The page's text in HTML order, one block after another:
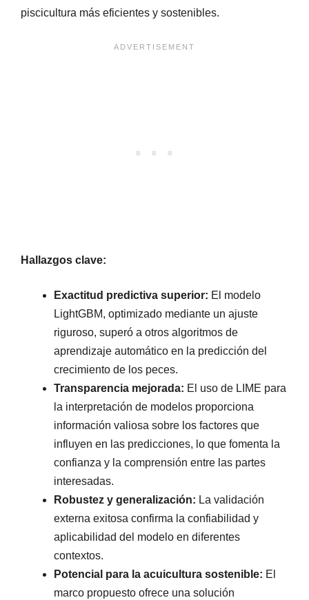
piscicultura más eficientes y sostenibles.
Hallazgos clave:
Exactitud predictiva superior: El modelo
LightGBM, optimizado mediante un ajuste
riguroso, superó a otros algoritmos de
aprendizaje automático en la predicción del
crecimiento de los peces.
Transparencia mejorada: El uso de LIME para
la interpretación de modelos proporciona
información valiosa sobre los factores que
influyen en las predicciones, lo que fomenta la
confianza y la comprensión entre las partes
interesadas.
Robustez y generalización: La validación
externa exitosa confirma la confiabilidad y
aplicabilidad del modelo en diferentes
contextos.
Potencial para la acuicultura sostenible: El
marco propuesto ofrece una solución